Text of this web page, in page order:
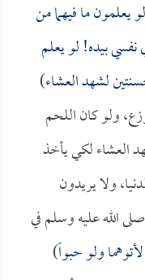
يعلمون ما فيهما من
بيده! لو يعلم
لشهد العشاء)
ولو كان اللحم
العشاء لكي يأخذ
ولا يريدون
الله عليه وسلم في
ولو حبواً)